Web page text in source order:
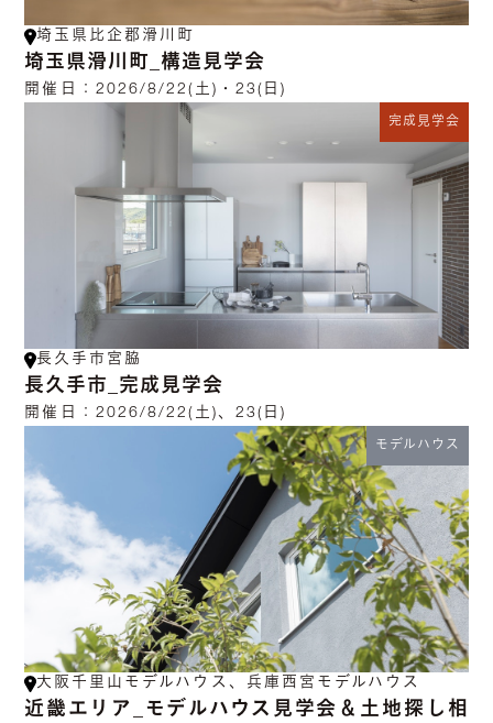
埼玉県比企郡滑川町
埼玉県滑川町_構造見学会
開催日： 2026/8/22(土)・23(日)
完成見学会
長久手市宮脇
長久手市_完成見学会
開催日： 2026/8/22(土)、23(日)
モデルハウス
大阪千里山モデルハウス、兵庫西宮モデルハウス
近畿エリア_モデルハウス見学会＆土地探し相